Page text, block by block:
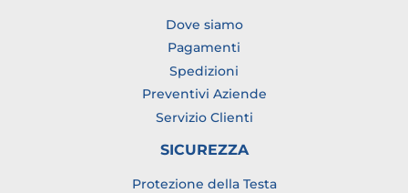
Dove siamo
Pagamenti
Spedizioni
Preventivi Aziende
Servizio Clienti
SICUREZZA
Protezione della Testa